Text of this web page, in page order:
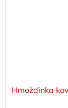
Hmoždinka